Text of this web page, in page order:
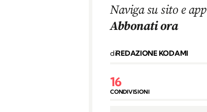
Naviga su sito e app
Abbonati ora
diREDAZIONE KODAMI
16
CONDIVISIONI